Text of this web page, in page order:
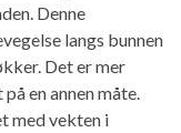
Denne
langs bunnen
Det er mer
en annen måte.
med vekten i